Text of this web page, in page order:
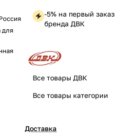
для
-5% на первый заказ
бренда ДВК
Все товары ДВК
Все товары категории
Доставка